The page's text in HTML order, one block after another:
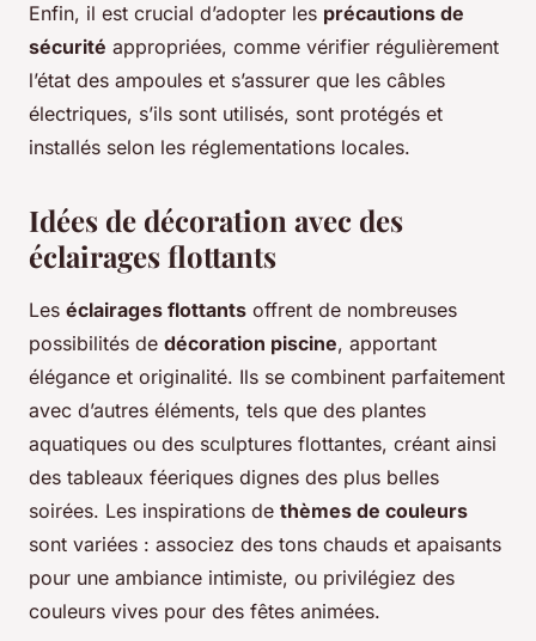
Enfin, il est crucial d’adopter les précautions de
sécurité appropriées, comme vérifier régulièrement
l’état des ampoules et s’assurer que les câbles
électriques, s’ils sont utilisés, sont protégés et
installés selon les réglementations locales.
Idées de décoration avec des
éclairages flottants
Les éclairages flottants offrent de nombreuses
possibilités de décoration piscine, apportant
élégance et originalité. Ils se combinent parfaitement
avec d’autres éléments, tels que des plantes
aquatiques ou des sculptures flottantes, créant ainsi
des tableaux féeriques dignes des plus belles
soirées. Les inspirations de thèmes de couleurs
sont variées : associez des tons chauds et apaisants
pour une ambiance intimiste, ou privilégiez des
couleurs vives pour des fêtes animées.